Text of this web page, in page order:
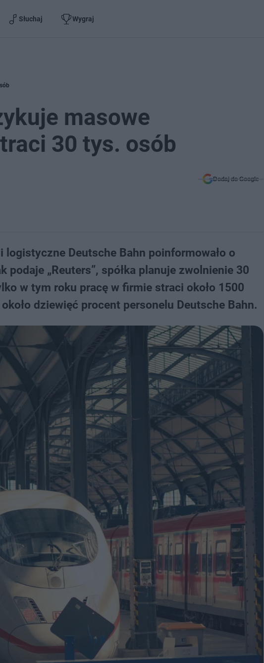
Słuchaj Wygraj
masowe
30 tys. osób
Dodaj do Google
Deutsche Bahn poinformowało o
„Reuters”, spółka planuje zwolnienie 30
w tym roku pracę w firmie straci około 1500
dziewięć procent personelu Deutsche Bahn.